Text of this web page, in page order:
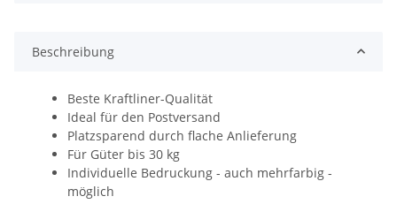
Beschreibung
Beste Kraftliner-Qualität
Ideal für den Postversand
Platzsparend durch flache Anlieferung
Für Güter bis 30 kg
Individuelle Bedruckung - auch mehrfarbig -
möglich